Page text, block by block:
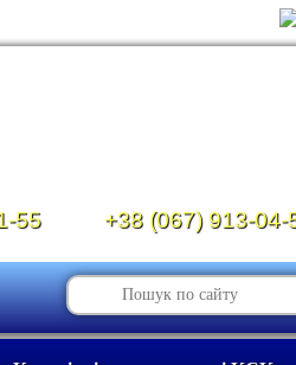
55 +38 (067) 913-04-